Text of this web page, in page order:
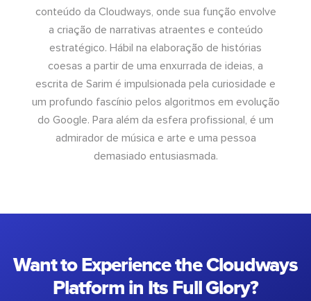
conteúdo da Cloudways, onde sua função envolve
a criação de narrativas atraentes e conteúdo
estratégico. Hábil na elaboração de histórias
coesas a partir de uma enxurrada de ideias, a
escrita de Sarim é impulsionada pela curiosidade e
um profundo fascínio pelos algoritmos em evolução
do Google. Para além da esfera profissional, é um
admirador de música e arte e uma pessoa
demasiado entusiasmada.
Want to Experience the Cloudways
Platform in Its Full Glory?